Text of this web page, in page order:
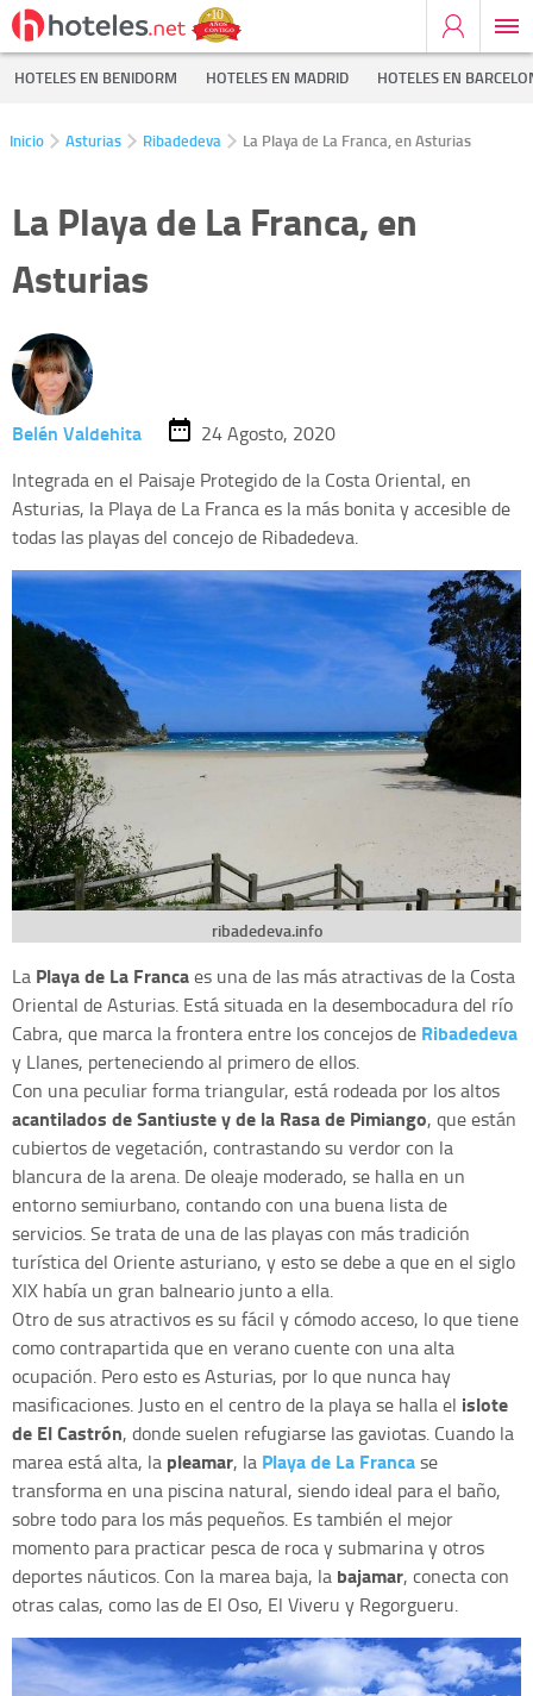
HOTELES EN BENIDORM HOTELES EN MADRID HOTELES EN
Inicio Asturias Ribadedeva La Playa de La Franca, en Asturias
La Playa de La Franca, en
Asturias
Belén Valdehita
24 Agosto, 2020
Integrada en el Paisaje Protegido de la Costa Oriental, en
Asturias, la Playa de La Franca es la más bonita y accesible de
todas las playas del concejo de Ribadedeva.
ribadedeva.info
La Playa de La Francaes una de las más atractivas de la Costa
Oriental de Asturias. Está situada en la desembocadura del río
Cabra, que marca la frontera entre los concejos de Ribadedeva
y Llanes, perteneciendo al primero de ellos.
Con una peculiar forma triangular, está rodeada por los altos
acantilados de Santiuste y de la Rasa de Pimiango, que están
cubiertos de vegetación, contrastando su verdor con la
blancura de la arena. De oleaje moderado, se halla en un
entorno semiurbano, contando con una buena lista de
servicios. Se trata de una de las playas con más tradición
turística del Oriente asturiano, y esto se debe a que en el siglo
XIX había un gran balneario junto a ella.
Otro de sus atractivos es su fácil y cómodo acceso, lo que tiene
como contrapartida que en verano cuente con una alta
ocupación. Pero esto es Asturias, por lo que nunca hay
masificaciones. Justo en el centro de la playa se halla el islote
de El Castrón, donde suelen refugiarse las gaviotas. Cuando la
marea está alta, la pleamar, la Playa de La Francase
transforma en una piscina natural, siendo ideal para el baño,
sobre todo para los más pequeños. Es también el mejor
momento para practicar pesca de roca y submarina y otros
deportes náuticos. Con la marea baja, la bajamar, conecta con
otras calas, como las de El Oso, El Viveru y Regorgueru.